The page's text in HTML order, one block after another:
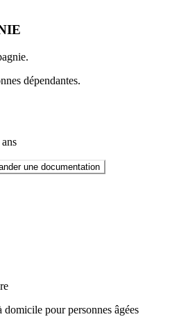
dépendantes.
une documentation
pour personnes âgées